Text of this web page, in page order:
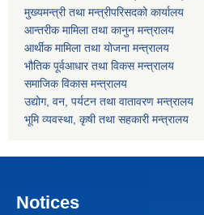
मुख्यमन्त्री तथा मन्त्रीपरिसदको कार्यालय
आन्तरीक मामिला तथा कानुन मन्त्रालय
आर्थीक मामिला तथा योजना मन्त्रालय
भौतिक पूर्वआधार तथा विकस मन्त्रालय
समाजिक विकास मन्त्रालय
उद्योग, वन, पर्यटन तथा वातावरण मन्त्रालय
भूमि व्यवस्था, कृषी तथा सहकारी मन्त्रालय
Notices